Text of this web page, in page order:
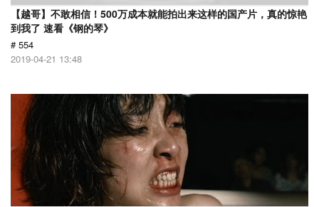
【越哥】不敢相信！500万成本就能拍出来这样的国产片，真的惊艳
到我了 速看《钢的琴》
# 554
2019-04-21 13:48